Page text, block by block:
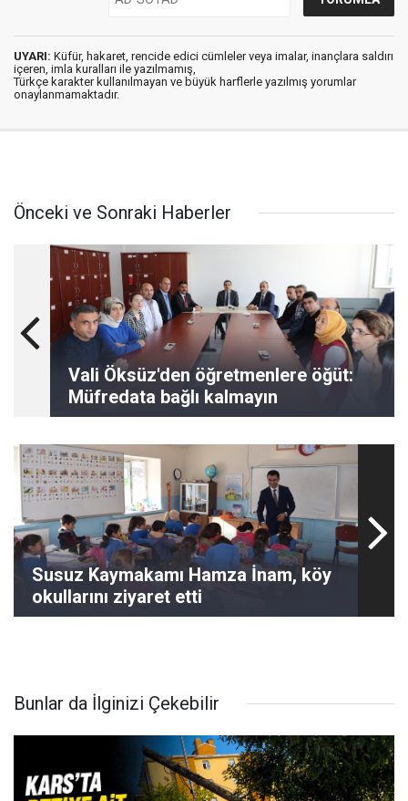
UYARI: Küfür, hakaret, rencide edici cümleler veya imalar, inançlara saldırı
içeren, imla kuralları ile yazılmamış,
Türkçe karakter kullanılmayan ve büyük harflerle yazılmış yorumlar
onaylanmamaktadır.
Önceki ve Sonraki Haberler
Vali Öksüz'den öğretmenlere öğüt:
Müfredata bağlı kalmayın
Susuz Kaymakamı Hamza İnam, köy
okullarını ziyaret etti
Bunlar da İlginizi Çekebilir